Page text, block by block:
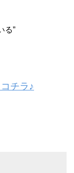
る”
チラ♪